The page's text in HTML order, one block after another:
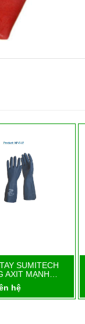
Chi tiết
SUMITECH
AXIT MẠNH…
hệ